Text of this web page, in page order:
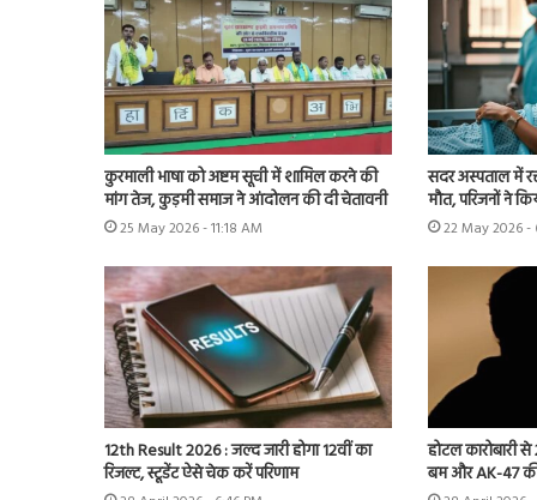
कुरमाली भाषा को अष्टम सूची में शामिल करने की
मांग तेज, कुड़मी समाज ने आंदोलन की दी चेतावनी
25 May 2026 - 11:18 AM
सदर अस्पताल में
मौत, परिजनों ने
22 May 2026 -
12th Result 2026 : जल्द जारी होगा 12वीं का
रिजल्ट, स्टूडेंट ऐसे चेक करें परिणाम
होटल कारोबारी
बम और AK-47